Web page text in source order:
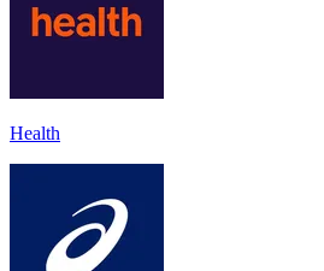
Health